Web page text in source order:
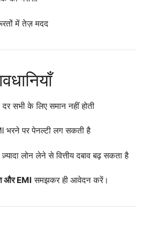
में तेज़ मदद
दर सभी के लिए समान नहीं होती
भरने पर पेनल्टी लग सकती है
लोन लेने से वित्तीय दबाव बढ़ सकता है
और EMI समझकर ही आवेदन करें।